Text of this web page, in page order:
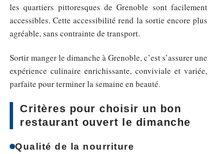
les quartiers pittoresques de Grenoble sont facilement
accessibles. Cette accessibilité rend la sortie encore plus
agréable, sans contrainte de transport.
Sortir manger le dimanche à Grenoble, c’est s’assurer une
expérience culinaire enrichissante, conviviale et variée,
parfaite pour terminer la semaine en beauté.
Critères pour choisir un bon
restaurant ouvert le dimanche
Qualité de la nourriture